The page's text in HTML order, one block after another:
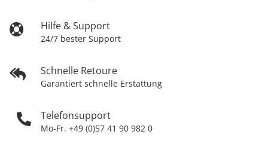
Hilfe & Support
24/7 bester Support
Schnelle Retoure
Garantiert schnelle Erstattung
Telefonsupport
Mo-Fr. +49 (0)57 41 90 982 0